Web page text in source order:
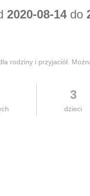
2020-08-14do
rodziny i przyjaciół.
3
dzieci